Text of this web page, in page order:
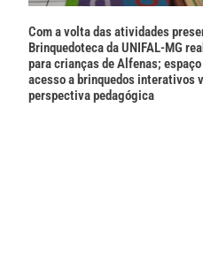
Com a volta das atividades
Brinquedoteca da UNIFAL-MG
para crianças de Alfenas;
acesso a brinquedos interativos
perspectiva pedagógica